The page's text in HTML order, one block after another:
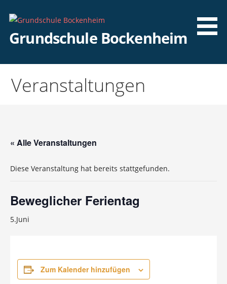
Inhalt
springen
Grundschule Bockenheim
Veranstaltungen
« Alle Veranstaltungen
Diese Veranstaltung hat bereits stattgefunden.
Beweglicher Ferientag
5.Juni
Zum Kalender hinzufügen